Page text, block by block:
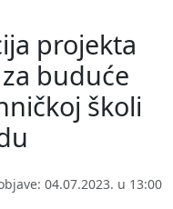
projekta
buduće
školi
04.07.2023. u 13:00